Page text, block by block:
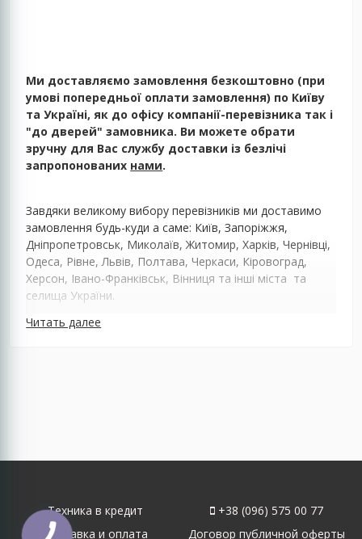
Ми доставляємо замовлення безкоштовно (при
умові попередньої оплати замовлення) по Київу
та Україні, як до офісу компанії-перевізника так і
"до дверей" замовника. Ви можете обрати
зручну для Вас службу доставки із безлічі
запропонованих нами.
Завдяки великому вибору перевізників ми доставимо
замовлення будь-куди а саме: Київ, Запоріжжя,
Дніпропетровськ, Миколаїв, Житомир, Харків, Чернівці,
Одеса, Рівне, Львів, Полтава, Черкаси, Кіровоград,
Херсон, Івано-Франківськ, Вінниця та інші міста та
селища України.
Читать далее
Техника в кредит
Доставка и оплата
+38 (096) 575 00 77
Договор публичной оферты
КНОПКА